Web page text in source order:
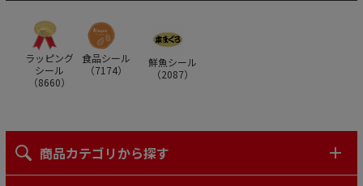
ラッピング
シール
（8660）
食品シール
（7174）
鮮魚シール
（2087）
商品カテゴリから探す